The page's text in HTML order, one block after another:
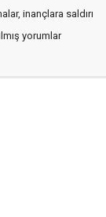
inançlara saldırı
yorumlar